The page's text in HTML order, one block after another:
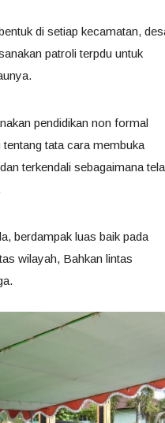
di setiap kecamatan,
patroli terpdu untuk
pendidikan non formal
tata cara membuka
terkendali sebagaimana
berdampak luas baik pada
wilayah, Bahkan lintas